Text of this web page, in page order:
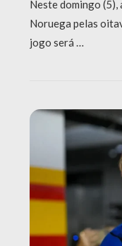
Neste domingo
Noruega pelas
jogo será …